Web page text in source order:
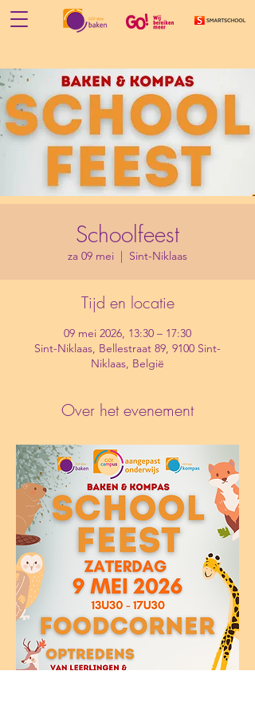
Schoolfeest
za 09 mei
  |
Sint-Niklaas
Tijd en locatie
09 mei 2026, 13:30 – 17:30
Sint-Niklaas, Bellestraat 89, 9100 Sint-
Niklaas, België
Over het evenement